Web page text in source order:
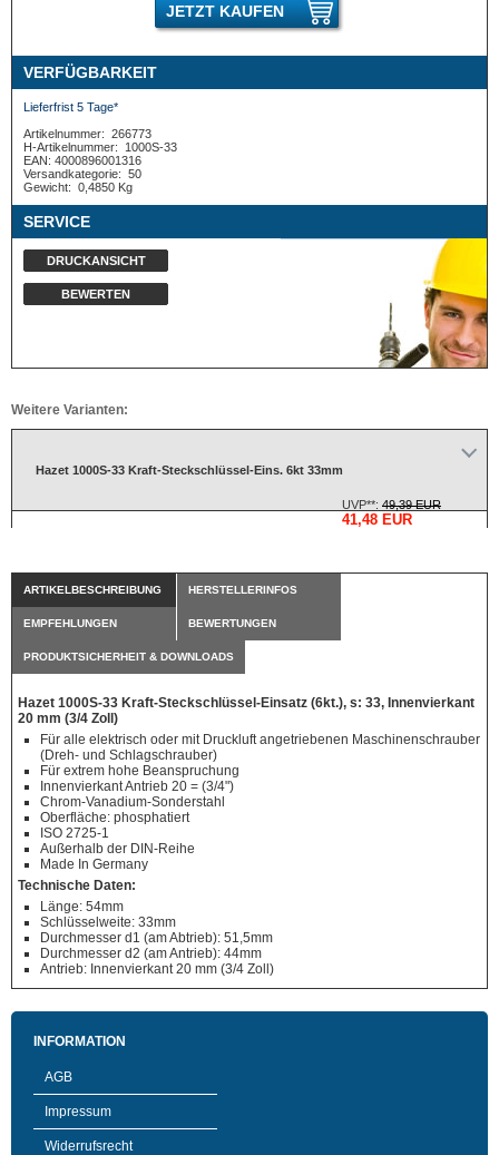
JETZT KAUFEN
VERFÜGBARKEIT
Lieferfrist 5 Tage*
Artikelnummer: 266773
H-Artikelnummer:
1000S-33
EAN: 4000896001316
Versandkategorie: 50
Gewicht: 0,4850 Kg
SERVICE
DRUCKANSICHT
BEWERTEN
Weitere Varianten:
Hazet 1000S-33 Kraft-Steckschlüssel-Eins. 6kt 33mm
UVP**: 49,39 EUR
41,48 EUR
ARTIKELBESCHREIBUNG HERSTELLERINFOS
EMPFEHLUNGEN BEWERTUNGEN
PRODUKTSICHERHEIT & DOWNLOADS
Hazet 1000S-33 Kraft-Steckschlüssel-Einsatz (6kt.), s: 33, Innenvierkant
20 mm (3/4 Zoll)
Für alle elektrisch oder mit Druckluft angetriebenen Maschinenschrauber
(Dreh- und Schlagschrauber)
Für extrem hohe Beanspruchung
Innenvierkant Antrieb 20 = (3/4")
Chrom-Vanadium-Sonderstahl
Oberfläche: phosphatiert
ISO 2725-1
Außerhalb der DIN-Reihe
Made In Germany
Technische Daten:
Länge: 54mm
Schlüsselweite: 33mm
Durchmesser d1 (am Abtrieb): 51,5mm
Durchmesser d2 (am Antrieb): 44mm
Antrieb: Innenvierkant 20 mm (3/4 Zoll)
INFORMATION
AGB
Impressum
Widerrufsrecht